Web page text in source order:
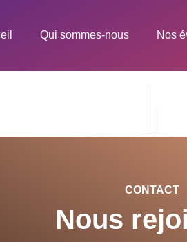
Qui sommes-nous Nos
CONTACT
Nous